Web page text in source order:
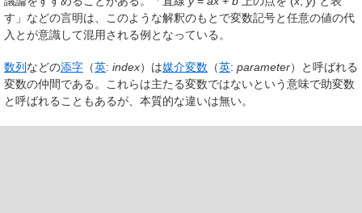
す」などの言明は、このような解釈のもとで変数記号と任意の値の代
入とが意識して混用される例となっている。
数列 などの添字 （英: index）は媒介変数 （英: parameter）と呼ばれる
変数の仲間である。これらは主たる変数ではないという意味で助変数
と呼ばれることもあるが、本質的な違いは無い。